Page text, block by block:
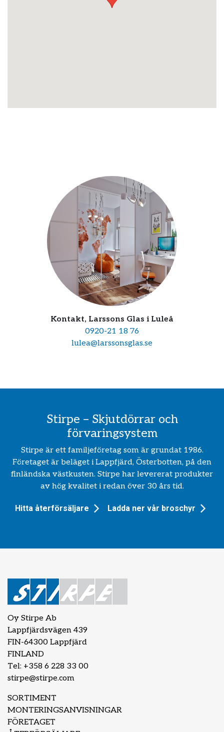
Kontakt, Larssons Glas i Luleå
0920-21 18 76
lulea@larssonsglas.se
Stirpe – Skjutdörrar och
förvaringsystem
Stirpe är ett familjeföretag som är grundat 1986.
Företaget är beläget i Lappfjärd, Österbotten, på den
finländska västkusten. Stirpe har levererat produkter
av hög kvalitet i redan över 30 års tid.
Hitta återförsäljare Ladda ner vår broschyr
Oy Stirpe Ab
Lappfjärdsvägen 439
FIN-64300 Lappfjärd
FINLAND
Tel: +358 6 228 33 00
stirpe@stirpe.com
SORTIMENT
MONTERINGSANVISNINGAR
FÖRETAGET